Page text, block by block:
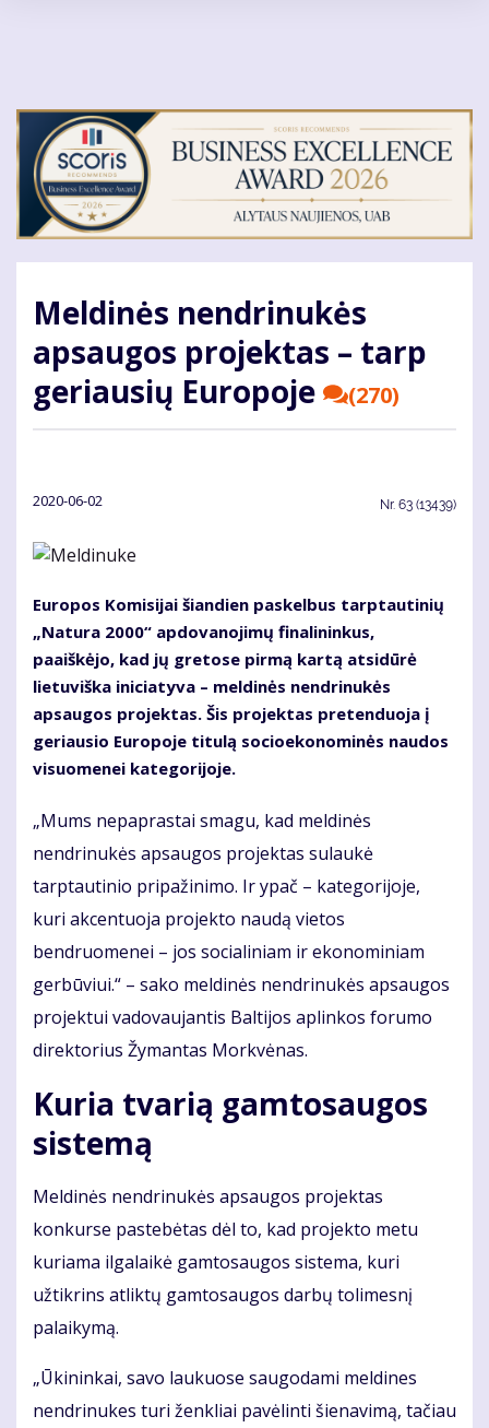
Meldinės nendrinukės
apsaugos projektas – tarp
geriausių Europoje
(270)
2020-06-02 Nr. 63 (13439)
Europos Komisijai šiandien paskelbus tarptautinių
„Natura 2000“ apdovanojimų finalininkus,
paaiškėjo, kad jų gretose pirmą kartą atsidūrė
lietuviška iniciatyva – meldinės nendrinukės
apsaugos projektas. Šis projektas pretenduoja į
geriausio Europoje titulą socioekonominės naudos
visuomenei kategorijoje.
„Mums nepaprastai smagu, kad meldinės
nendrinukės apsaugos projektas sulaukė
tarptautinio pripažinimo. Ir ypač – kategorijoje,
kuri akcentuoja projekto naudą vietos
bendruomenei – jos socialiniam ir ekonominiam
gerbūviui.“ – sako meldinės nendrinukės apsaugos
projektui vadovaujantis Baltijos aplinkos forumo
direktorius Žymantas Morkvėnas.
Kuria tvarią gamtosaugos
sistemą
Meldinės nendrinukės apsaugos projektas
konkurse pastebėtas dėl to, kad projekto metu
kuriama ilgalaikė gamtosaugos sistema, kuri
užtikrins atliktų gamtosaugos darbų tolimesnį
palaikymą.
„Ūkininkai, savo laukuose saugodami meldines
nendrinukes turi ženkliai pavėlinti šienavimą, tačiau